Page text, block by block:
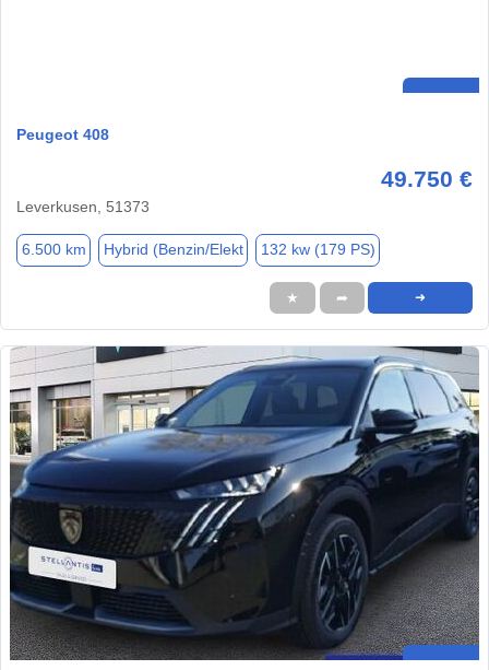
Peugeot 408
49.750 €
Leverkusen, 51373
6.500 km Hybrid (Benzin/Elekt 132 kw (179 PS)
★ ➦ ➜